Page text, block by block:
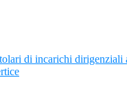
di incarichi dirigenziali